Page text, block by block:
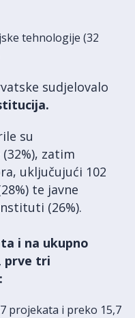
tehnologije (32
sudjelovalo
su
zatim
uključujući 102
te javne
(26%).
i na ukupno
prve tri
projekata i preko 15,7